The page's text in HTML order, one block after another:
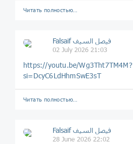
Читать полностью…
Falsaif فيصل السيف
02 July 2026 21:03
https://youtu.be/Wg3Tht7TM4M?
si=DcyC6LdHhmSwE3sT
Читать полностью…
Falsaif فيصل السيف
28 June 2026 22:02